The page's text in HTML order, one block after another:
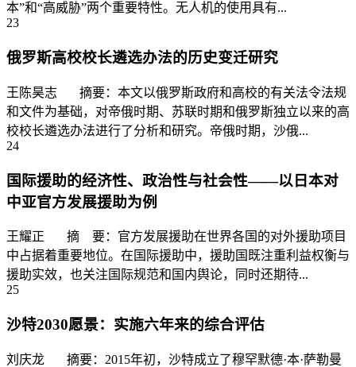
本”和“高威胁”两个重要特性。无人机的使用具有...
23
俄罗斯高校校长遴选办法的历史变迁研究
王陈昊志 摘要：本文以俄罗斯政府和高校的有关法令法规
和文件为基础，对帝俄时期、苏联时期和俄罗斯独立以来的高
校校长遴选办法进行了分析和研究。帝俄时期，沙俄...
24
国际援助的经济性、政治性与社会性——以日本对
中亚官方发展援助为例
王耀正 摘 要：官方发展援助在世界各国的对外援助项目
中占据着重要地位。在国际援助中，援助国既注重利益权衡与
援助实效，也关注国际规范和国内舆论，同时还期待...
25
沙特2030愿景：实施六年来的综合评估
刘庆龙 摘要：2015年初，沙特成立了穆罕默德·本·萨勒曼